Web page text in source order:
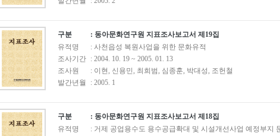
구분
: 동아문화연구원 지표조사보고서 제19집
유적명
: 사천읍성 복원사업을 위한 문화유적
조사기간 : 2004. 10. 19 ~ 2005. 01. 13
조사원
: 이현, 신용민, 최희범, 심종훈, 박대성, 조헌철
발간년월
: 2005. 1
구분
: 동아문화연구원 지표조사보고서 제18집
유적명
: 거제 공업용수도 용수공급확대 및 시설개선사업 예정부지